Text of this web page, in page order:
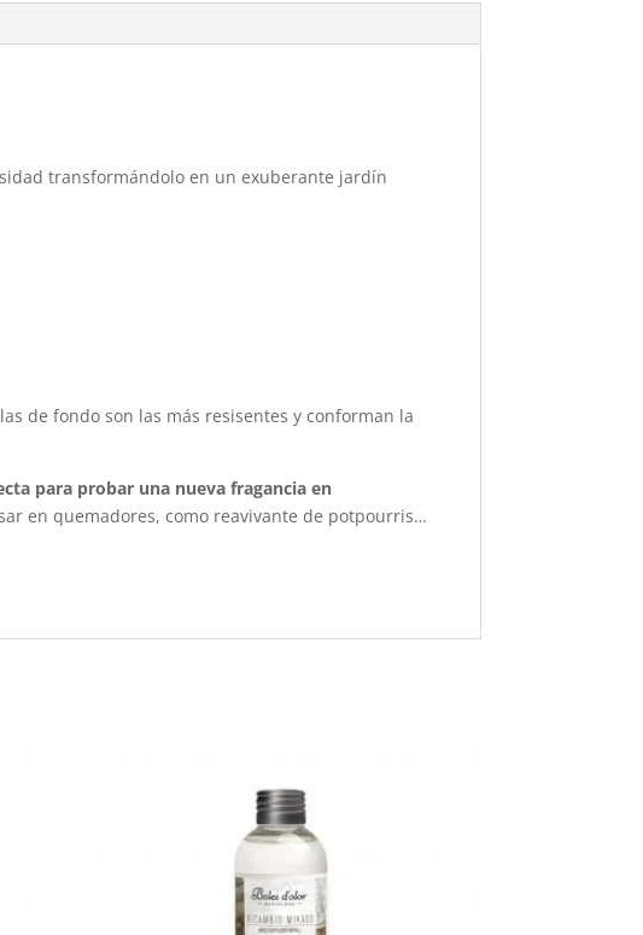
transformándolo en un exuberante jardín
de fondo son las más resisentes y conforman la
para probar una nueva fragancia en
en quemadores, como reavivante de potpourris…